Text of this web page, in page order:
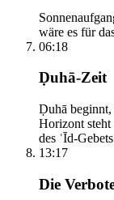
wäre es für
06:18
Ḍuhā-Zeit
Ḍuhā beginnt,
Horizont steht
des ʿĪd-
13:17
Die